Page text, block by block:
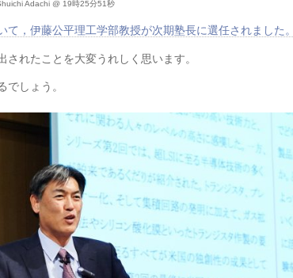
Adachi @ 19時25分51秒
，伊藤公平理工学部教授が次期塾長に選任されました。
れたことを大変うれしく思います。
でしょう。